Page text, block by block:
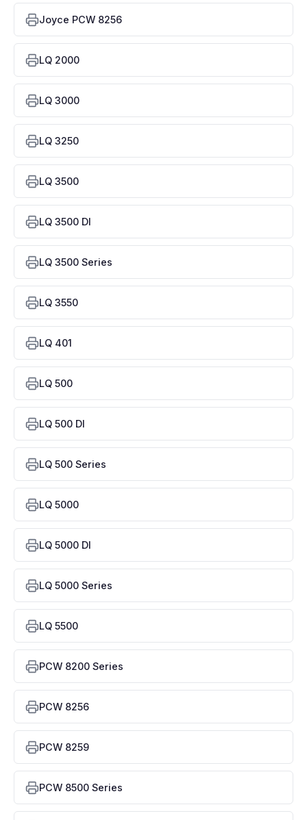
Joyce PCW 8256
LQ 2000
LQ 3000
LQ 3250
LQ 3500
LQ 3500 DI
LQ 3500 Series
LQ 3550
LQ 401
LQ 500
LQ 500 DI
LQ 500 Series
LQ 5000
LQ 5000 DI
LQ 5000 Series
LQ 5500
PCW 8200 Series
PCW 8256
PCW 8259
PCW 8500 Series